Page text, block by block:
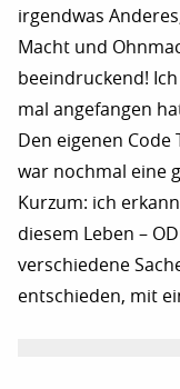
irgendwas
Macht und
beeindruckend!
mal angefangen
Den eigenen Code
war nochmal eine
Kurzum: ich
diesem Leben –
verschiedene
entschieden, mit